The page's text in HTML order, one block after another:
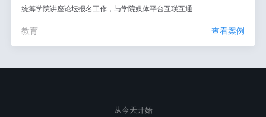
统筹学院讲座论坛报名工作，与学院媒体平台互联互通
教育 查看案例
从今天开始